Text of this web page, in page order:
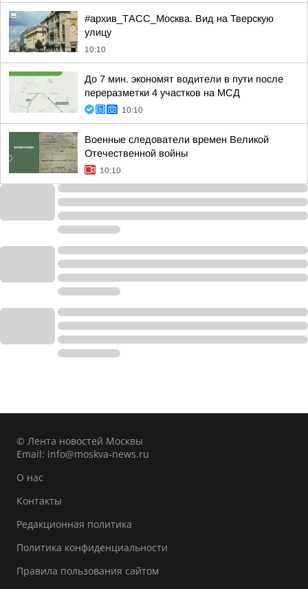
#архив_ТАСС_Москва. Вид на Тверскую
улицу
10:10
До 7 мин. экономят водители в пути после
переразметки 4 участков на МСД
10:10
Военные следователи времен Великой
Отечественной войны
10:10
© Лента новостей Москвы
Email: info@moskva-news.ru
О нас
Контакты
Редакционная политика
Политика конфиденциальности
Правила пользования сайтом